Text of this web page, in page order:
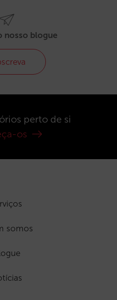
nosso blogue
perto de si
os
somos